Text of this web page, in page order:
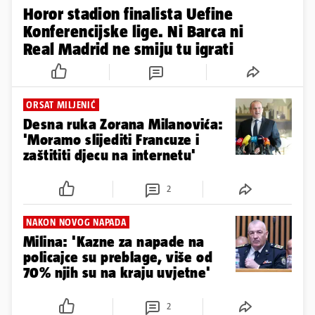
Horor stadion finalista Uefine
Konferencijske lige. Ni Barca ni
Real Madrid ne smiju tu igrati
ORSAT MILJENIĆ
Desna ruka Zorana Milanovića:
'Moramo slijediti Francuze i
zaštititi djecu na internetu'
2
NAKON NOVOG NAPADA
Milina: 'Kazne za napade na
policajce su preblage, više od
70% njih su na kraju uvjetne'
2